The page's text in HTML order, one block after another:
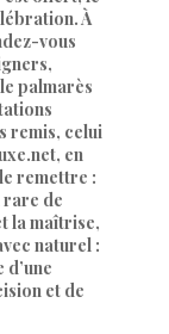
À
vous
palmarès
remis, celui
en
remettre :
rare de
la maîtrise,
naturel :
et de